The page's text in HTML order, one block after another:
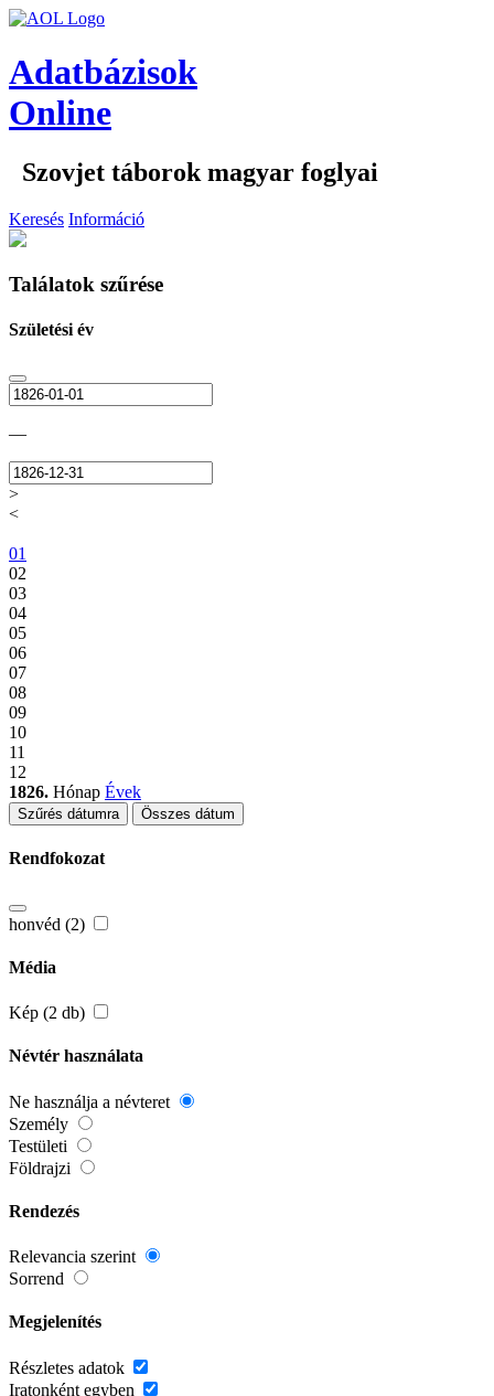
Adatbázisok
Online
Szovjet táborok magyar foglyai
Keresés Információ
Találatok szűrése
Születési év
—
>
<
01
02
03
04
05
06
07
08
09
10
11
12
1826. Hónap Évek
Szűrés dátumra Összes dátum
Rendfokozat
honvéd (2)
Média
Kép (2 db)
Névtér használata
Ne használja a névteret
Személy
Testületi
Földrajzi
Rendezés
Relevancia szerint
Sorrend
Megjelenítés
Részletes adatok
Iratonként egyben